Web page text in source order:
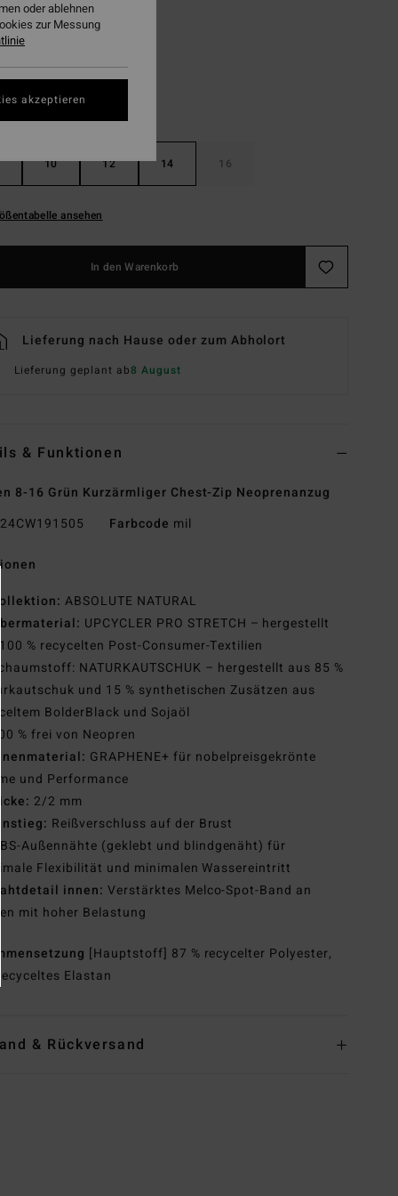
Military
10 12 14 16
ansehen
In den Warenkorb
Lieferung nach Hause oder zum Abholort
Lieferung geplant ab8 August
& Funktionen
8-16 Grün Kurzärmliger Chest-Zip Neoprenanzug
24CW191505 Farbcode mil
Kollektion: ABSOLUTE NATURAL
Obermaterial: UPCYCLER PRO STRETCH – hergestellt
100 % recycelten Post-Consumer-Textilien
Schaumstoff: NATURKAUTSCHUK – hergestellt aus 85 %
und 15 % synthetischen Zusätzen aus
BolderBlack und Sojaöl
100 % frei von Neopren
Innenmaterial: GRAPHENE+ für nobelpreisgekrönte
und Performance
Dicke: 2/2 mm
Einstieg: Reißverschluss auf der Brust
GBS-Außennähte (geklebt und blindgenäht) für
Flexibilität und minimalen Wassereintritt
Nahtdetail innen: Verstärktes Melco-Spot-Band an
mit hoher Belastung
[Hauptstoff] 87 % recycelter Polyester,
recyceltes Elastan
& Rückversand
oder ablehnen
zur Messung
akzeptieren